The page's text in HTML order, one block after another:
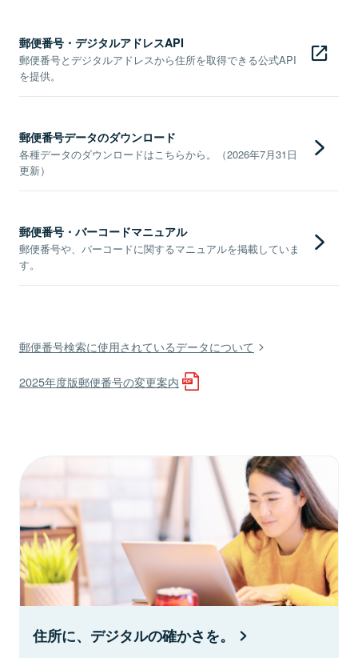
郵便番号・デジタルアドレスAPI
郵便番号とデジタルアドレスから住所を取得できる公式API
を提供。
郵便番号データのダウンロード
各種データのダウンロードはこちらから。（2026年7月31日
更新）
郵便番号・バーコードマニュアル
郵便番号や、バーコードに関するマニュアルを掲載していま
す。
郵便番号検索に使用されているデータについて
2025年度版郵便番号の変更案内
住所に、デジタルの確かさを。